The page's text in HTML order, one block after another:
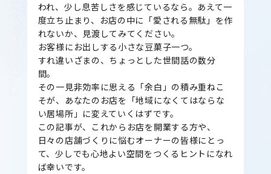
われ、少し息苦しさを感じているなら。あえて一
度立ち止まり、お店の中に「愛される無駄」を作
れないか、見渡してみてください。
お客様にお出しする小さな豆菓子一つ。
すれ違いざまの、ちょっとした世間話の数分
間。
その一見非効率に思える「余白」の積み重ねこ
そが、あなたのお店を「地域になくてはならな
い居場所」に変えていくはずです。
この記事が、これからお店を開業する方や、
日々の店舗づくりに悩むオーナーの皆様にとっ
て、少しでも心地よい空間をつくるヒントになれ
ば幸いです。